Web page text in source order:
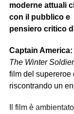
moderne attuali
con il pubblico e
pensiero critico
Captain
The Winter Soldier
film del supereroe
riscontrando un
Il film è